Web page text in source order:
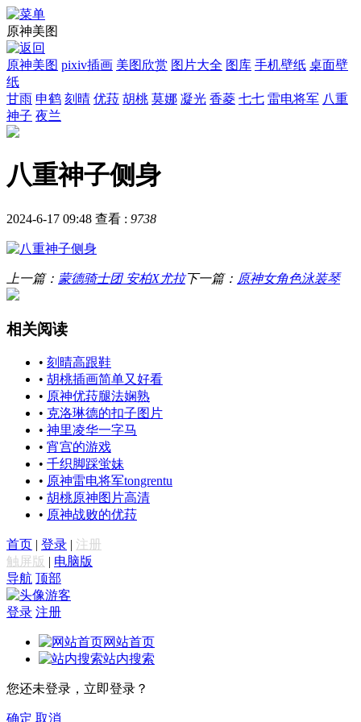
原神美图
原神美图 pixiv插画 美图欣赏 图片大全 图库 手机壁纸 桌面壁
纸
甘雨 申鹤 刻晴 优菈 胡桃 莫娜 凝光 香菱 七七 雷电将军 八重
神子 夜兰
八重神子侧身
2024-6-17 09:48 查看 : 9738
上一篇： 蒙德骑士团 安柏X尤拉下一篇： 原神女角色泳装琴
相关阅读
• 刻晴高跟鞋
• 胡桃插画简单又好看
• 原神优菈腿法娴熟
• 克洛琳德的扣子图片
• 神里凌华一字马
• 宵宫的游戏
• 千织脚踩蛍妹
• 原神雷电将军tongrentu
• 胡桃原神图片高清
• 原神战败的优菈
首页 | 登录 | 注册
触屏版 | 电脑版
导航 顶部
游客
登录 注册
网站首页
站内搜索
您还未登录，立即登录？
确定 取消